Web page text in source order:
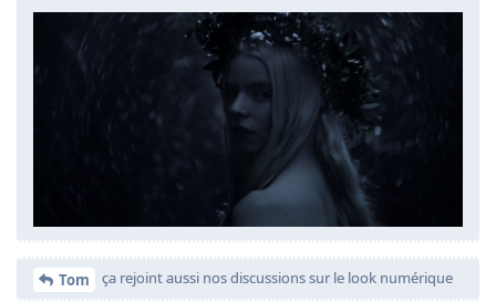
Tom ça rejoint aussi nos discussions sur le look numérique